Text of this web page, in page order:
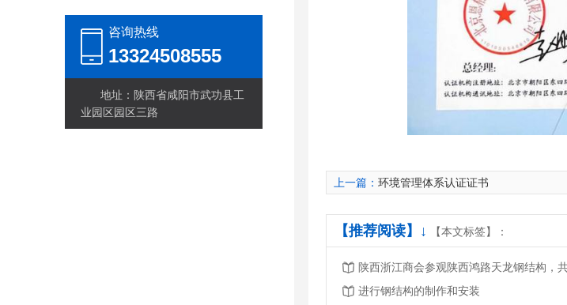
咨询热线
13324508555
地址：陕西省咸阳市武功县工
业园区园区三路
上一篇： 环境管理体系认证证书
【推荐阅读】↓ 【本文标签】：
进行钢结构的制作和安装